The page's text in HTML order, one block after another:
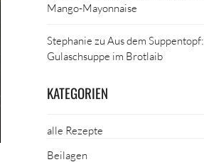
Mango-Mayonnaise
Stephanie zuAus dem Suppentopf:
Gulaschsuppe im Brotlaib
KATEGORIEN
alle Rezepte
Beilagen